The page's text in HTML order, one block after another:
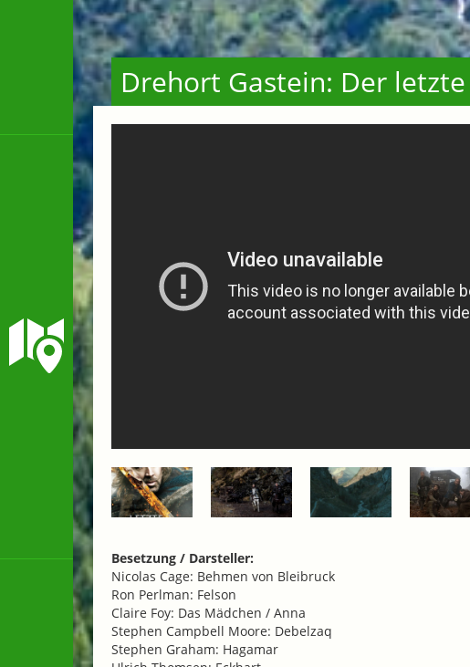
Drehort Gastein: Der
Besetzung / Darsteller:
Nicolas Cage: Behmen von Bleibruck
Ron Perlman: Felson
Claire Foy: Das Mädchen / Anna
Stephen Campbell Moore: Debelzaq
Stephen Graham: Hagamar